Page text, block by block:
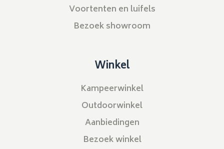
Voortenten en luifels
Bezoek showroom
Winkel
Kampeerwinkel
Outdoorwinkel
Aanbiedingen
Bezoek winkel